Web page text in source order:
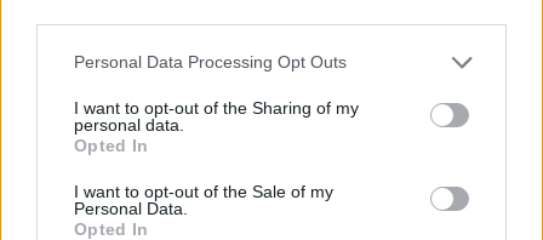
Personal Data Processing Opt Outs
I want to opt-out of the Sharing of my
personal data.
Opted In
I want to opt-out of the Sale of my
Personal Data.
Opted In
Rodyti komentarus
Prisijungti komentatoriams